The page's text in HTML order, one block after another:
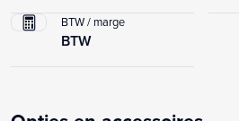
BTW / marge
BTW